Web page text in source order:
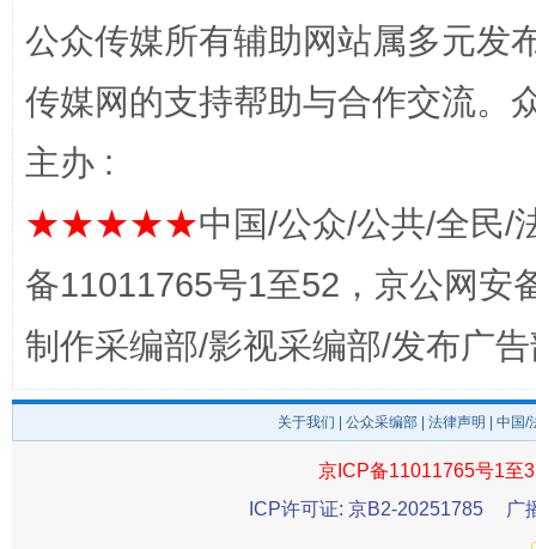
法徽映军营 权益有保障
公众传媒所有辅助网站属多元发
传媒网的支持帮助与合作交流。
主办 :
★★★★★中国/公众/公共/全民/
备11011765号1至52，京公网安
制作采编部/影视采编部/发布广
关于我们 公众采编部 法律声明 | 中国
京ICP备11011765号1至
ICP许可证: 京B2-20251785
广